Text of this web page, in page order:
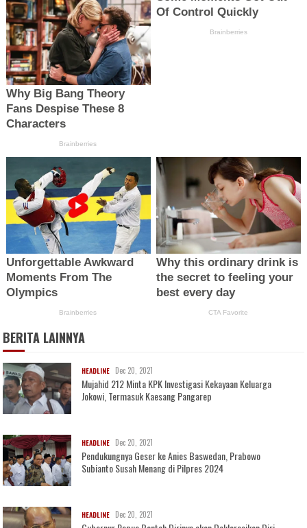
BERITA LAINNYA
HEADLINE Dec 20, 2021
Mujahid 212 Minta KPK Investigasi Kekayaan Keluarga
Jokowi, Termasuk Kaesang Pangarep
HEADLINE Dec 20, 2021
Pendukungnya Geser ke Anies Baswedan, Prabowo
Subianto Susah Menang di Pilpres 2024
HEADLINE Dec 20, 2021